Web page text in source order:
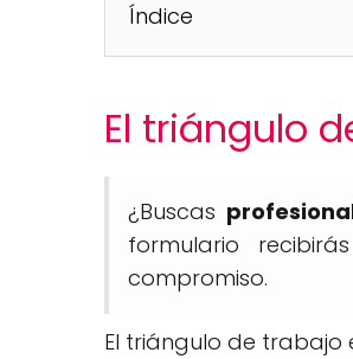
Índice
El triángulo
¿Buscas
formulario
compromiso.
El triángulo de trabajo